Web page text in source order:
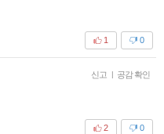
0
1
신고 | 공감 확인
0
2